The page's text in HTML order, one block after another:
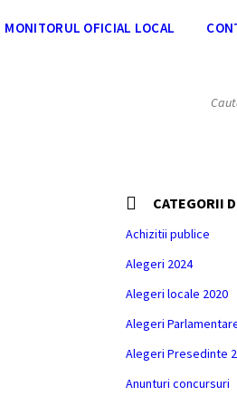
MONITORUL OFICIAL LOCAL
CATEGORII
Achizitii publice
Alegeri 2024
Alegeri locale 2020
Alegeri
Alegeri Presedinte
Anunturi concursuri